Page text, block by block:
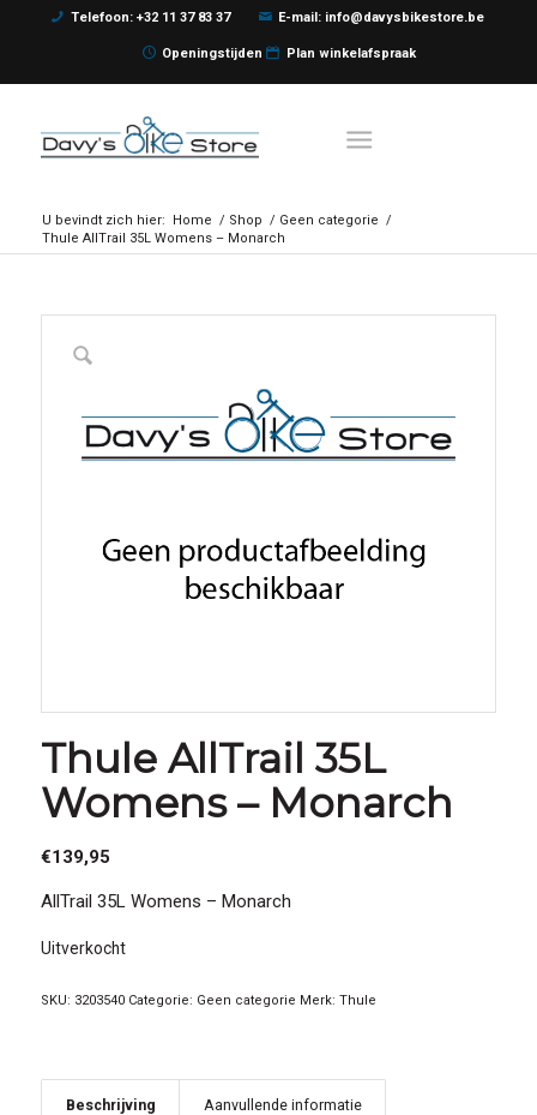
Telefoon: +32 11 37 83 37 E-mail: info@davysbikestore.be
Openingstijden Plan winkelafspraak
U bevindt zich hier: Home / Shop / Geen categorie /
Thule AllTrail 35L Womens – Monarch
Thule AllTrail 35L
Womens – Monarch
€139,95
AllTrail 35L Womens – Monarch
Uitverkocht
SKU: 3203540 Categorie: Geen categorie Merk: Thule
Beschrijving Aanvullende informatie